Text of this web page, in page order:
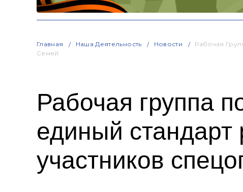
Главная Наша Деятельность Новости
Рабочая
Семей
Рабочая группа
единый
участников